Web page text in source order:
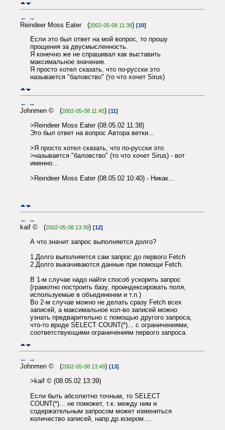
← →
Reindeer Moss Eater (2002-05-08 11:38) [10]
Если это был ответ на мой вопрос, то прошу
прощения за двусмысленность.
Я конечно же не спрашивал как выставить
максимальное значение.
Я просто хотел сказать, что по-русски это
называется "баловство" (то что хочет Sirus)
← →
Johnmen © (2002-05-08 11:45) [11]
>Reindeer Moss Eater (08.05.02 11:38)
Это был ответ на вопрос Автора ветки...
>Я просто хотел сказать, что по-русски это
>называется "баловство" (то что хочет Sirus) - вот
именно...
>Reindeer Moss Eater (08.05.02 10:40) - Никак...
← →
kaif © (2002-05-08 13:39) [12]
А что значит запрос выполняется долго?
1.Долго выполняется сам запрос до первого Fetch
2.Долго выкачиваются данные при помощи Fetch.
В 1-м случае надо найти способ ускорить запрос
(грамотно построить базу, проиндексировать поля,
используемые в объединении и т.п.)
Во 2-м случае можно не делать сразу Fetch всех
записей, а максимальное кол-во записей можно
узнать предварительно с помощью другого запроса,
что-то вроде SELECT COUNT(*)... с ограничениями,
соответствующими ограничениям первого запроса.
← →
Johnmen © (2002-05-08 13:49) [13]
>kaif © (08.05.02 13:39)
Если быть абсолютно точным, то SELECT
COUNT(*)... не поможет, т.к. между ним и
содержательным запросом может измениться
количество записей, напр.др.юзером....